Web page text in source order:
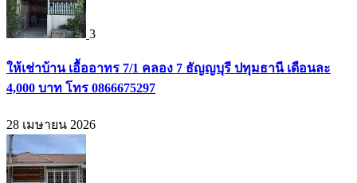
3
ให้เช่าบ้าน เอื้ออาทร 7/1 คลอง 7 ธัญญบุรี ปทุมธานี เดือนละ
4,000 บาท โทร 0866675297
28 เมษายน 2026